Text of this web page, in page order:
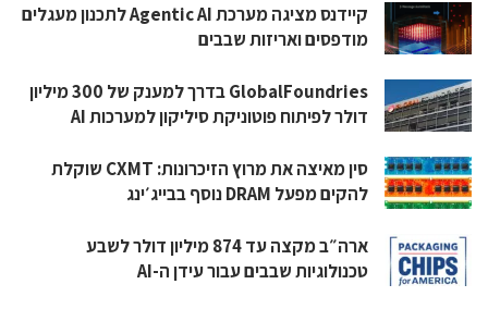
קיידנס מציגה מערכת Agentic AI לתכנון מעגלים
מודפסים ואריזות שבבים
GlobalFoundries בדרך למענק של 300 מיליון
דולר לפיתוח פוטוניקת סיליקון למערכות AI
סין מאיצה את מרוץ הזיכרונות: CXMT שוקלת
להקים מפעל DRAM נוסף בבייג׳ינג
ארה״ב מקצה עד 874 מיליון דולר לשבע
טכנולוגיות שבבים עבור עידן ה-AI